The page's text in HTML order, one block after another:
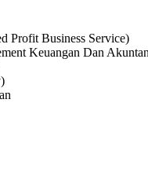
Profit Business Service)
Keuangan Dan